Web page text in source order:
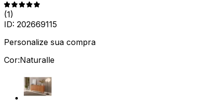
(1)
ID: 202669115
Personalize sua compra
Cor:Naturalle